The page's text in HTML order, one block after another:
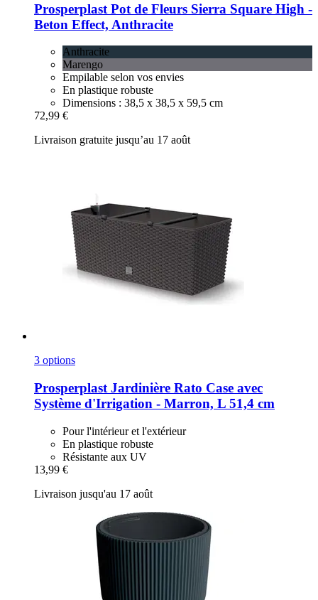
Prosperplast Pot de Fleurs Sierra Square High -​
Beton Effect, Anthracite
Anthracite
Marengo
Empilable selon vos envies
En plastique robuste
Dimensions : 38,5 x 38,5 x 59,5 cm
72,99 €
Livraison gratuite jusqu’au 17 août
3 options
Prosperplast Jardinière Rato Case avec
Système d'Irrigation -​ Marron, L 51,4 cm
Pour l'intérieur et l'extérieur
En plastique robuste
Résistante aux UV
13,99 €
Livraison jusqu'au 17 août